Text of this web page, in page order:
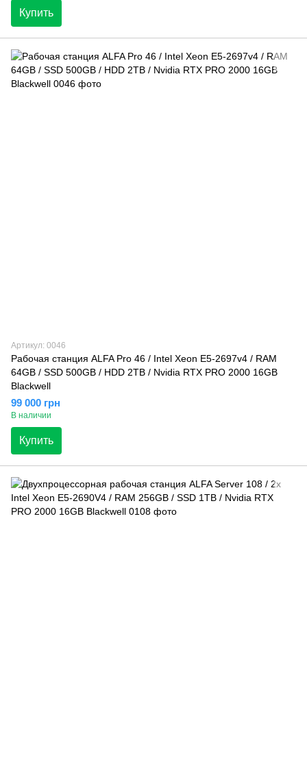
Купить
Артикул: 0046
Рабочая станция ALFA Pro 46 / Intel Xeon E5-2697v4 / RAM
64GB / SSD 500GB / HDD 2TB / Nvidia RTX PRO 2000 16GB
Blackwell
99 000 грн
В наличии
Купить